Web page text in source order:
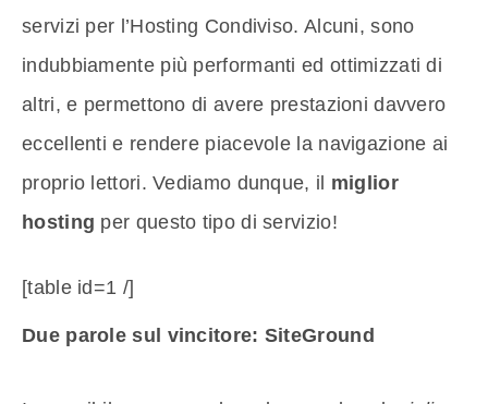
servizi per l’Hosting Condiviso. Alcuni, sono
indubbiamente più performanti ed ottimizzati di
altri, e permettono di avere prestazioni davvero
eccellenti e rendere piacevole la navigazione ai
proprio lettori. Vediamo dunque, il miglior
hosting per questo tipo di servizio!
[table id=1 /]
Due parole sul vincitore: SiteGround